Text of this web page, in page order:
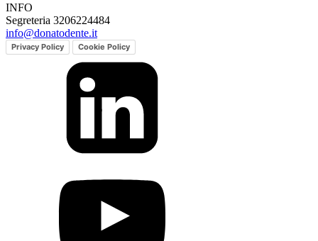
INFO
Segreteria 3206224484
info@donatodente.it
Privacy Policy Cookie Policy